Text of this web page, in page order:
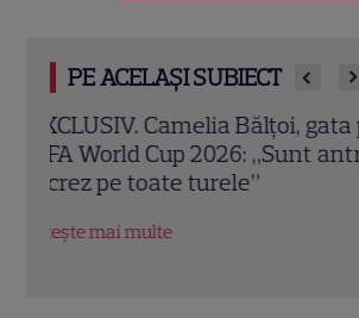
PE ACELAȘI SUBIECT
Revista TVmania din 1 iunie
Richard pe copertă și
săptămânii 5-11 iunie
Citește mai multe